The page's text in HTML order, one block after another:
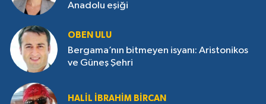
Anadolu eşiği
OBEN ULU
Bergama’nın bitmeyen isyanı: Aristonikos
ve Güneş Şehri
HALIL İBRAHIM BIRCAN